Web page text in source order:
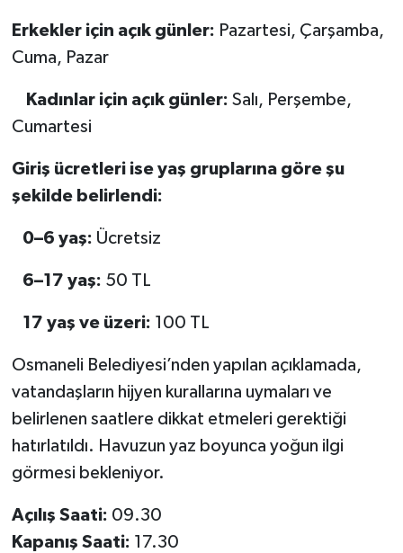
Erkekler için açık günler: Pazartesi, Çarşamba,
Cuma, Pazar
Kadınlar için açık günler: Salı, Perşembe,
Cumartesi
Giriş ücretleri ise yaş gruplarına göre şu
şekilde belirlendi:
0–6 yaş: Ücretsiz
6–17 yaş: 50 TL
17 yaş ve üzeri: 100 TL
Osmaneli Belediyesi’nden yapılan açıklamada,
vatandaşların hijyen kurallarına uymaları ve
belirlenen saatlere dikkat etmeleri gerektiği
hatırlatıldı. Havuzun yaz boyunca yoğun ilgi
görmesi bekleniyor.
Açılış Saati: 09.30
Kapanış Saati: 17.30